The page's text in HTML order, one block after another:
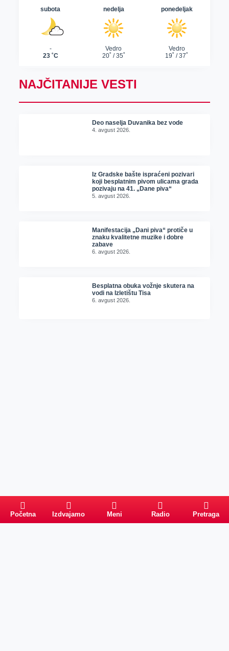
NAJČITANIJE VESTI
Deo naselja Duvanika bez vode
4. avgust 2026.
Iz Gradske bašte ispraćeni pozivari
koji besplatnim pivom ulicama grada
pozivaju na 41. „Dane piva“
5. avgust 2026.
Manifestacija „Dani piva“ protiče u
znaku kvalitetne muzike i dobre
zabave
6. avgust 2026.
Besplatna obuka vožnje skutera na
vodi na Izletištu Tisa
6. avgust 2026.
Početna Izdvajamo Meni Radio Pretraga